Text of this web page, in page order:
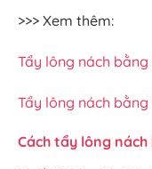
>>> Xem thêm:
Tẩy lông nách
Tẩy lông nách
Cách tẩy lông